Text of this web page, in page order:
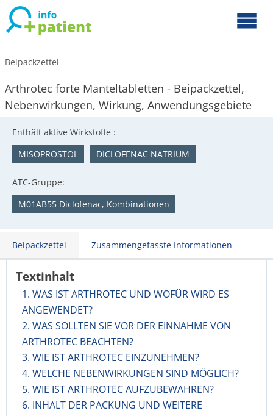
Beipackzettel
Arthrotec forte Manteltabletten - Beipackzettel,
Nebenwirkungen, Wirkung, Anwendungsgebiete
Enthält aktive Wirkstoffe :
MISOPROSTOL
DICLOFENAC NATRIUM
ATC-Gruppe:
M01AB55 Diclofenac, Kombinationen
Beipackzettel Zusammengefasste Informationen
Textinhalt
1. WAS IST ARTHROTEC UND WOFÜR WIRD ES
ANGEWENDET?
2. WAS SOLLTEN SIE VOR DER EINNAHME VON
ARTHROTEC BEACHTEN?
3. WIE IST ARTHROTEC EINZUNEHMEN?
4. WELCHE NEBENWIRKUNGEN SIND MÖGLICH?
5. WIE IST ARTHROTEC AUFZUBEWAHREN?
6. INHALT DER PACKUNG UND WEITERE